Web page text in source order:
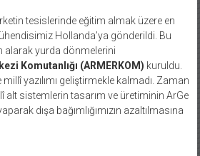
tesislerinde eğitim almak üzere en
Hollanda’ya gönderildi. Bu
alarak yurda dönmelerini
Komutanlığı (ARMERKOM) kuruldu.
yazılımı geliştirmekle kalmadı. Zaman
alt sistemlerin tasarım ve üretiminin ArGe
dışa bağımlığımızın azaltılmasına